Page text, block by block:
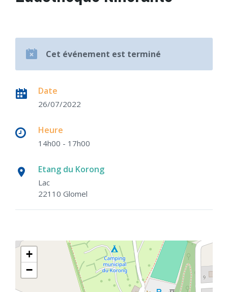
Cet événement est terminé
Date
26/07/2022
Heure
14h00 - 17h00
Etang du Korong
Lac
22110 Glomel
+
−